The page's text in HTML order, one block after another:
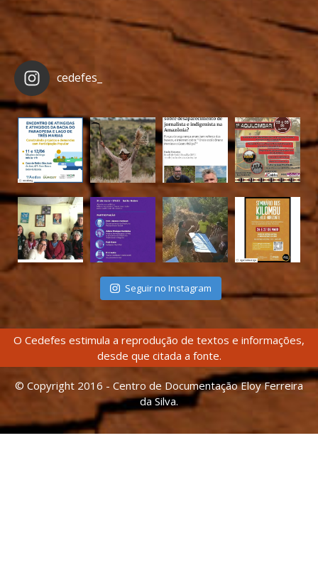
cedefes_
Seguir no Instagram
O Cedefes estimula a reprodução de textos e informações,
desde que citada a fonte.
© Copyright 2016 - Centro de Documentação Eloy Ferreira
da Silva.